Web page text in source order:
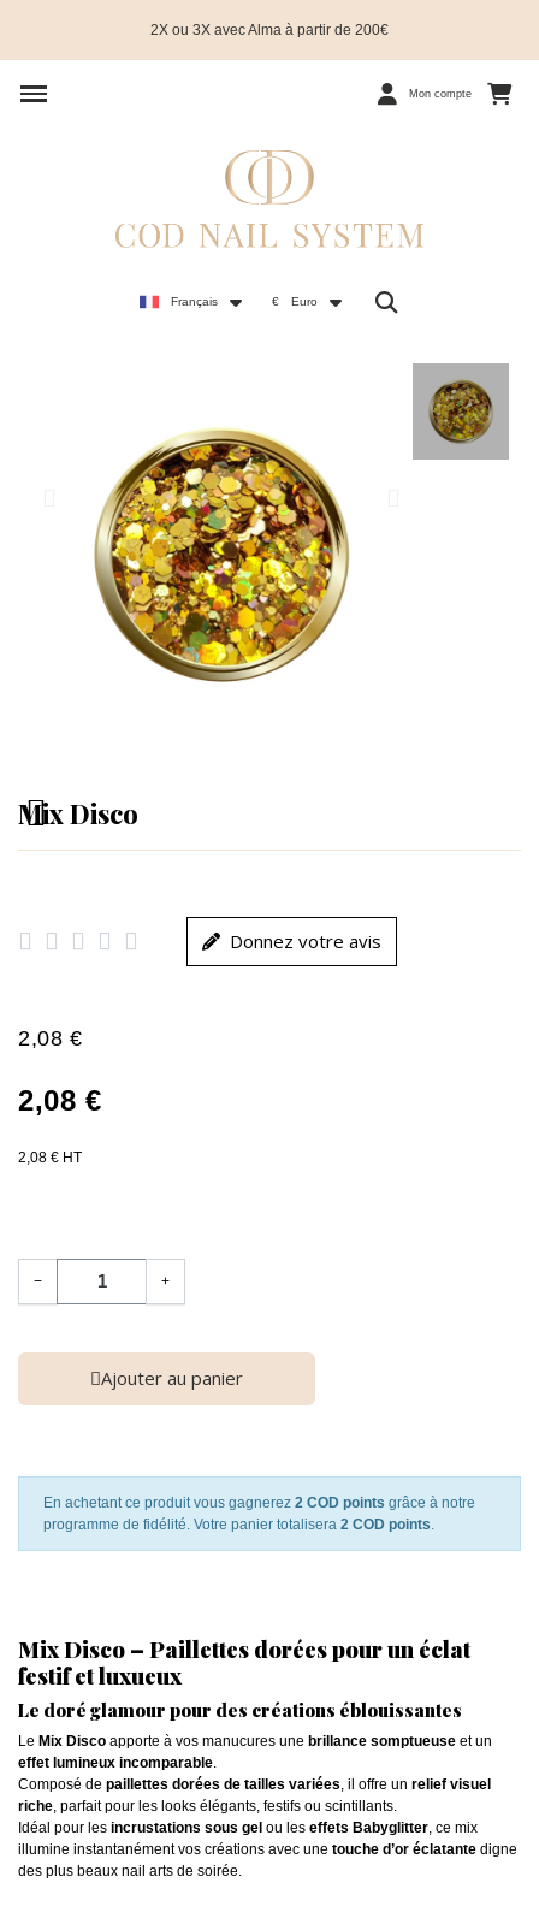
2X ou 3X avec Alma à partir de 200€
Mon compte
Français € Euro
Mix Disco
     Donnez votre avis
2,08 €
2,08 €
2,08 € HT
− +
Ajouter au panier
En achetant ce produit vous gagnerez 2 COD points grâce à notre
programme de fidélité. Votre panier totalisera 2 COD points.
Mix Disco – Paillettes dorées pour un éclat
festif et luxueux
Le doré glamour pour des créations éblouissantes
Le Mix Disco apporte à vos manucures une brillance somptueuse et un
effet lumineux incomparable.
Composé de paillettes dorées de tailles variées, il offre un relief visuel
riche, parfait pour les looks élégants, festifs ou scintillants.
Idéal pour les incrustations sous gel ou les effets Babyglitter, ce mix
illumine instantanément vos créations avec une touche d’or éclatante digne
des plus beaux nail arts de soirée.